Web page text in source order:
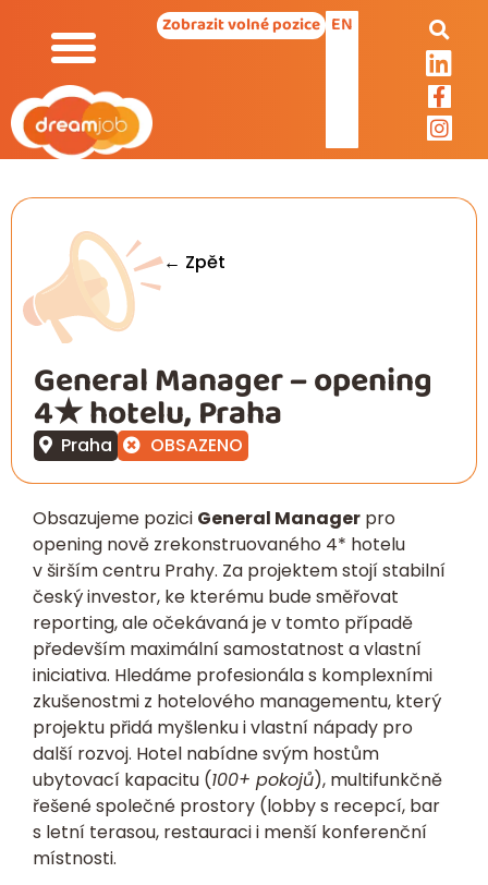
Zobrazit volné pozice EN
← Zpět
General Manager – opening
4★ hotelu, Praha
Praha OBSAZENO
Obsazujeme pozici General Manager pro
opening nově zrekonstruovaného 4* hotelu
v širším centru Prahy. Za projektem stojí stabilní
český investor, ke kterému bude směřovat
reporting, ale očekávaná je v tomto případě
především maximální samostatnost a vlastní
iniciativa. Hledáme profesionála s komplexními
zkušenostmi z hotelového managementu, který
projektu přidá myšlenku i vlastní nápady pro
další rozvoj. Hotel nabídne svým hostům
ubytovací kapacitu (100+ pokojů), multifunkčně
řešené společné prostory (lobby s recepcí, bar
s letní terasou, restauraci i menší konferenční
místnosti.